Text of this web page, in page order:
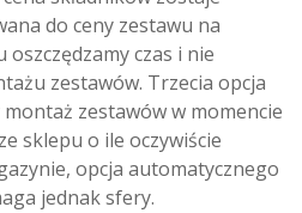
do ceny zestawu na
czas i nie
zestawów. Trzecia opcja
zestawów w momencie
sklepu o ile oczywiście
opcja automatycznego
jednak sfery.